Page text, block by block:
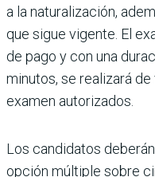
a la naturalización,
que sigue vigente. El
de pago y con una
minutos, se realizará
examen autorizados.
Los candidatos
opción múltiple sobre